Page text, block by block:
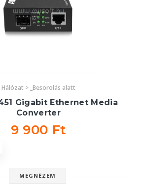
Hálózat > _Besorolás alatt
Gigabit Ethernet Media
Converter
9 900 Ft
MEGNÉZEM